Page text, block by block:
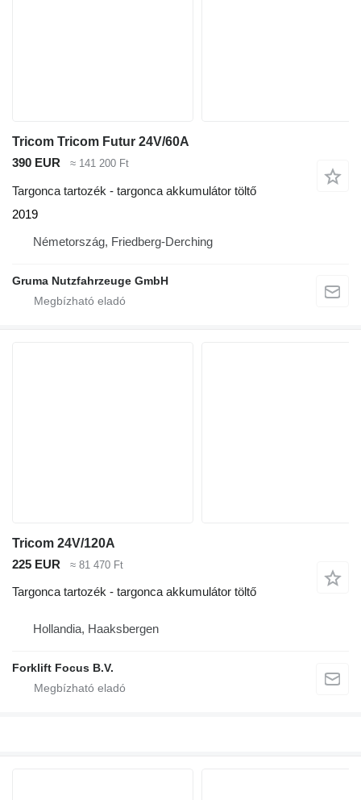
Tricom Tricom Futur 24V/60A
390 EUR
≈ 141 200 Ft
Targonca tartozék - targonca akkumulátor töltő
2019
Németország, Friedberg-Derching
Gruma Nutzfahrzeuge GmbH
Tricom 24V/120A
225 EUR
≈ 81 470 Ft
Targonca tartozék - targonca akkumulátor töltő
Hollandia, Haaksbergen
Forklift Focus B.V.